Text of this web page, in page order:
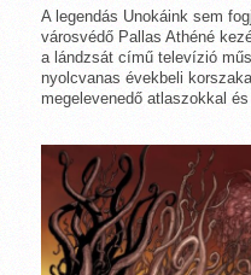
A legendás Unokáink sem
városvédő Pallas Athéné
a lándzsát című televízió
nyolcvanas évekbeli
megelevenedő atlaszokkal és